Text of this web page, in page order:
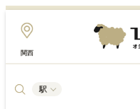
関西
駅